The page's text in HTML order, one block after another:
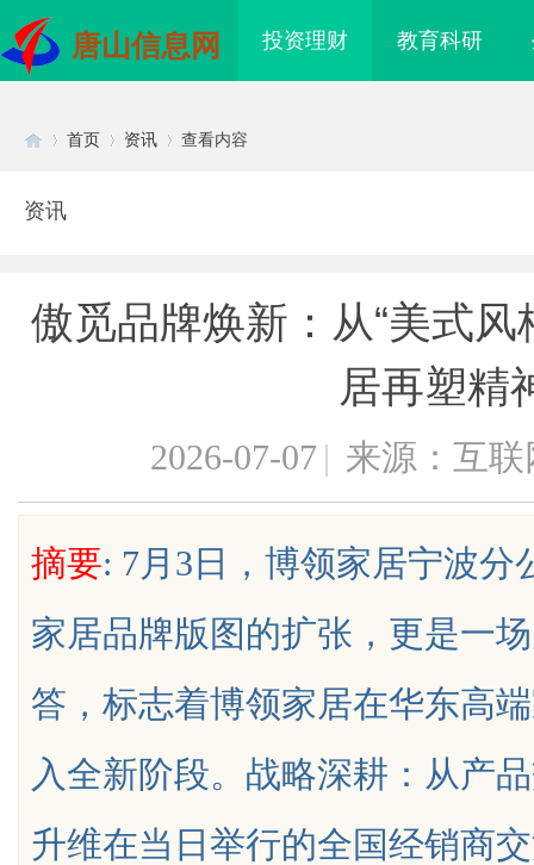
唐山信息网 投资理财 教育科研
uz
首页 资讯 查看内容
资讯
傲觅品牌焕新：从“美式风
居再塑精
2026-07-07 | 来源：互联
摘要: 7月3日，博领家居宁波
家居品牌版图的扩张，更是一
答，标志着博领家居在华东高
入全新阶段。战略深耕：从产
升维在当日举行的全国经销商
院的魅力与优势